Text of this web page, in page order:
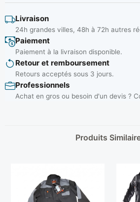
Livraison
24h grandes villes, 48h à 72h autres
Paiement
Paiement à la livraison disponible.
Retour et remboursement
Retours acceptés sous 3 jours.
Professionnels
Achat en gros ou besoin d'un devis ?
Produits